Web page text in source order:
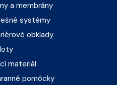
a membrány
systémy
obklady
materiál
pomôcky